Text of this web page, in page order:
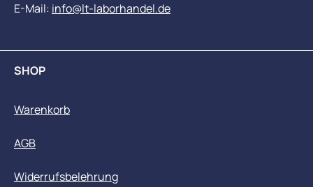
E-Mail: info@lt-laborhandel.de
SHOP
Warenkorb
AGB
Widerrufsbelehrung